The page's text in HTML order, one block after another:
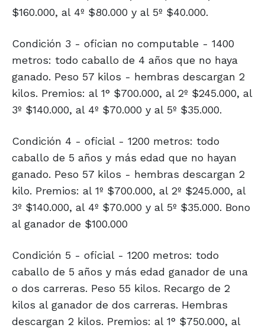
$160.000, al 4º $80.000 y al 5º $40.000.
Condición 3 - ofician no computable - 1400
metros: todo caballo de 4 años que no haya
ganado. Peso 57 kilos - hembras descargan 2
kilos. Premios: al 1° $700.000, al 2º $245.000, al
3º $140.000, al 4º $70.000 y al 5º $35.000.
Condición 4 - oficial - 1200 metros: todo
caballo de 5 años y más edad que no hayan
ganado. Peso 57 kilos - hembras descargan 2
kilo. Premios: al 1º $700.000, al 2º $245.000, al
3º $140.000, al 4º $70.000 y al 5º $35.000. Bono
al ganador de $100.000
Condición 5 - oficial - 1200 metros: todo
caballo de 5 años y más edad ganador de una
o dos carreras. Peso 55 kilos. Recargo de 2
kilos al ganador de dos carreras. Hembras
descargan 2 kilos. Premios: al 1° $750.000, al